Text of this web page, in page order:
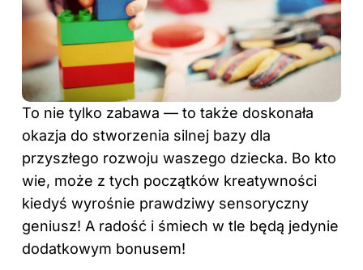
To nie tylko zabawa — to także doskonała
okazja do stworzenia silnej bazy dla
przyszłego rozwoju waszego dziecka. Bo kto
wie, może z tych początków kreatywności
kiedyś wyrośnie prawdziwy sensoryczny
geniusz! A radość i śmiech w tle będą jedynie
dodatkowym bonusem!